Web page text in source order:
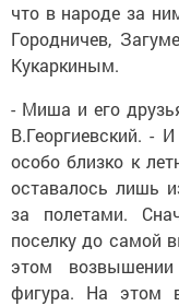
что в народе за
Городничев,
Кукаркиным.
- Миша и его
В.Георгиевский. -
особо близко к
оставалось лишь
за полетами.
поселку до самой
этом возвышении
фигура. На этом